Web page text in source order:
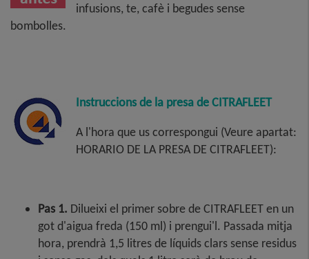
infusions, te, cafè i begudes sense
bombolles.
Instruccions de la presa de CITRAFLEET
A l'hora que us correspongui (Veure apartat:
HORARIO DE LA PRESA DE CITRAFLEET):
Pas 1. Dilueixi el primer sobre de CITRAFLEET en un
got d'aigua freda (150 ml) i prengui'l. Passada mitja
hora, prendrà 1,5 litres de líquids clars sense residus